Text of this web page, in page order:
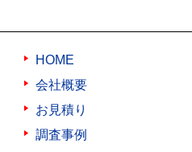
HOME
会社概要
お見積り
調査事例